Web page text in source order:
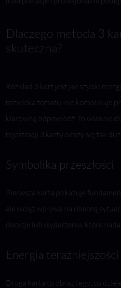
Dlaczego metoda 3
skuteczna?
Rozkład 3 kart jest jak szybki
rozwleka tematu, nie komplikuje
klarowną odpowiedź. To właśnie
rejestracji 3 karty cieszy się tak
Symbolika przeszłości
Pierwsza karta pokazuje
ale wciąż wpływa na obecną
decyzje lub wydarzenia, które
Energia teraźniejszości
Druga karta to obraz tego, co